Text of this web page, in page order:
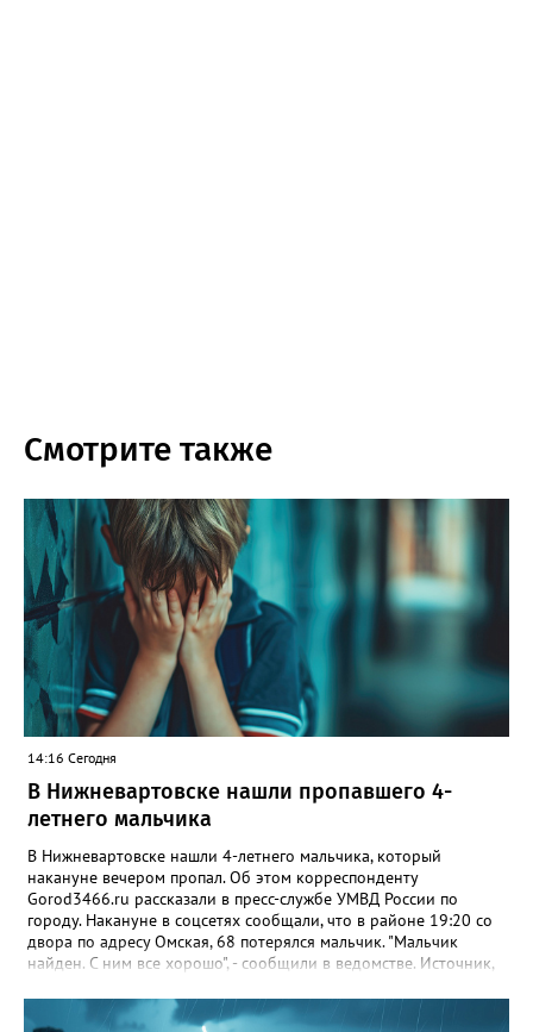
Смотрите также
14:16 Сегодня
В Нижневартовске нашли пропавшего 4-
летнего мальчика
В Нижневартовске нашли 4-летнего мальчика, который
накануне вечером пропал. Об этом корреспонденту
Gorod3466.ru рассказали в пресс-службе УМВД России по
городу. Накануне в соцсетях сообщали, что в районе 19:20 со
двора по адресу Омская, 68 потерялся мальчик. "Мальчик
найден. С ним все хорошо", - сообщили в ведомстве. Источник,
издания, что мальчик просто заблудился. По словам
собеседника, ребенок гулял с сестрой, в какой-то момент она